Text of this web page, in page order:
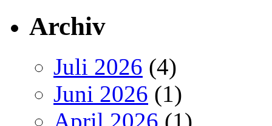
Archiv
Juli 2026 (4)
Juni 2026 (1)
April 2026 (1)